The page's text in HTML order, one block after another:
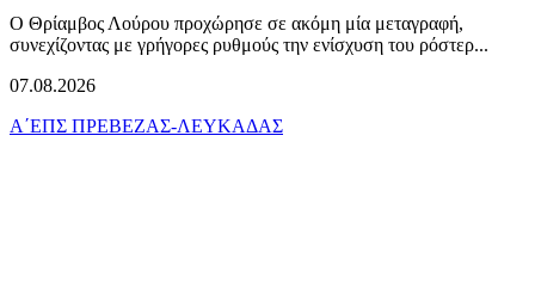
Ο Θρίαμβος Λούρου προχώρησε σε ακόμη μία μεταγραφή,
συνεχίζοντας με γρήγορες ρυθμούς την ενίσχυση του ρόστερ...
07.08.2026
Α΄ΕΠΣ ΠΡΕΒΕΖΑΣ-ΛΕΥΚΑΔΑΣ